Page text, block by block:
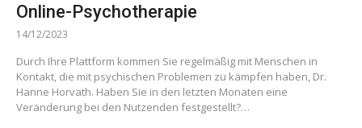
Online-Psychotherapie
14/12/2023
Durch Ihre Plattform kommen Sie regelmäßig mit Menschen in
Kontakt, die mit psychischen Problemen zu kämpfen haben, Dr.
Hanne Horvath. Haben Sie in den letzten Monaten eine
Veränderung bei den Nutzenden festgestellt?…